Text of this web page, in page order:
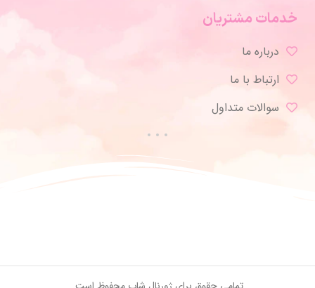
خدمات مشتریان
درباره ما
ارتباط با ما
سوالات متداول